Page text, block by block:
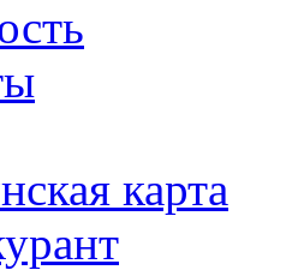
карта